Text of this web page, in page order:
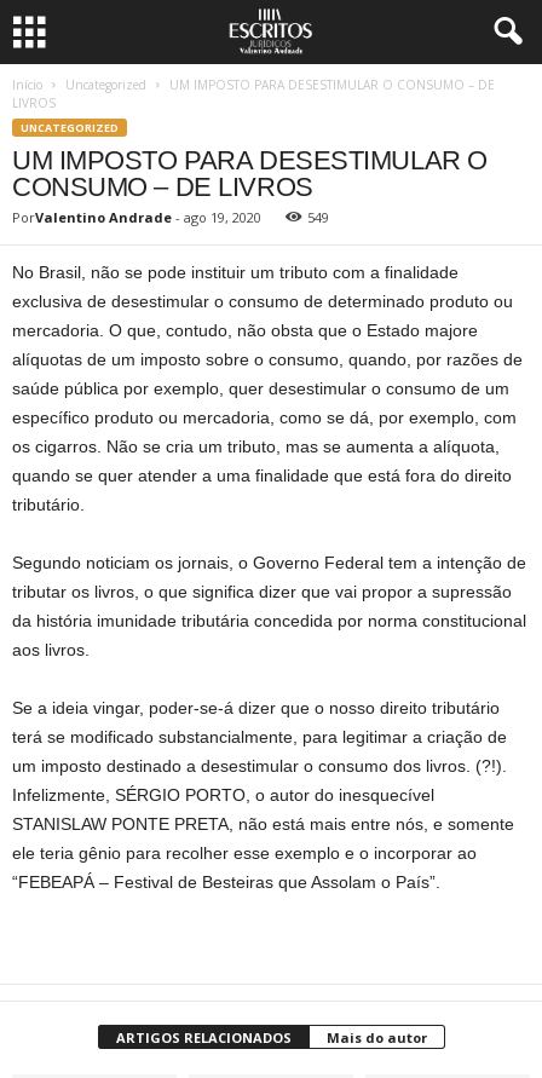
Início Uncategorized
UM IMPOSTO PARA DESESTIMULAR O CONSUMO – DE
LIVROS
UNCATEGORIZED
UM IMPOSTO PARA DESESTIMULAR O
CONSUMO – DE LIVROS
PorValentino Andrade - ago 19, 2020 549
No Brasil, não se pode instituir um tributo com a finalidade
exclusiva de desestimular o consumo de determinado produto ou
mercadoria. O que, contudo, não obsta que o Estado majore
alíquotas de um imposto sobre o consumo, quando, por razões de
saúde pública por exemplo, quer desestimular o consumo de um
específico produto ou mercadoria, como se dá, por exemplo, com
os cigarros. Não se cria um tributo, mas se aumenta a alíquota,
quando se quer atender a uma finalidade que está fora do direito
tributário.
Segundo noticiam os jornais, o Governo Federal tem a intenção de
tributar os livros, o que significa dizer que vai propor a supressão
da história imunidade tributária concedida por norma constitucional
aos livros.
Se a ideia vingar, poder-se-á dizer que o nosso direito tributário
terá se modificado substancialmente, para legitimar a criação de
um imposto destinado a desestimular o consumo dos livros. (?!).
Infelizmente, SÉRGIO PORTO, o autor do inesquecível
STANISLAW PONTE PRETA, não está mais entre nós, e somente
ele teria gênio para recolher esse exemplo e o incorporar ao
“FEBEAPÁ – Festival de Besteiras que Assolam o País”.
ARTIGOS RELACIONADOS Mais do autor